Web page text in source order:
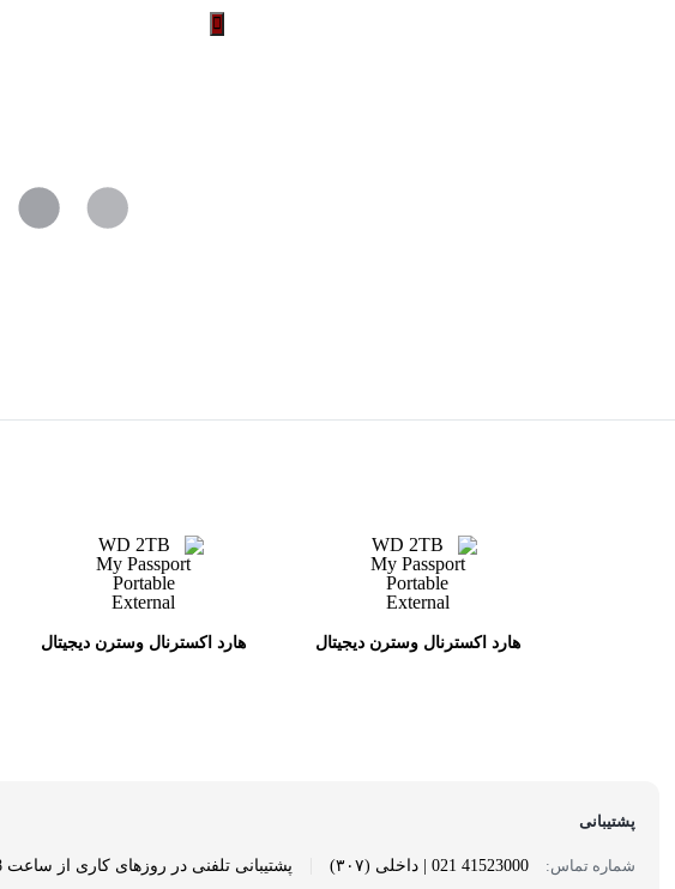
هارد اکسترنال وسترن دیجیتال هارد اکسترنال وسترن دیجیتال
پشتیبانی
شماره تماس: 41523000 021 | داخلی (۳۰۷) پشتیبانی تلفنی در روزهای کاری از ساعت 8 الی 17